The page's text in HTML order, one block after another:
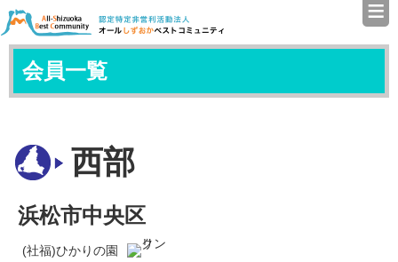
認定特定非営利活動法人（
≡
会員一覧
西部
浜松市中央区
(社福)ひかりの園